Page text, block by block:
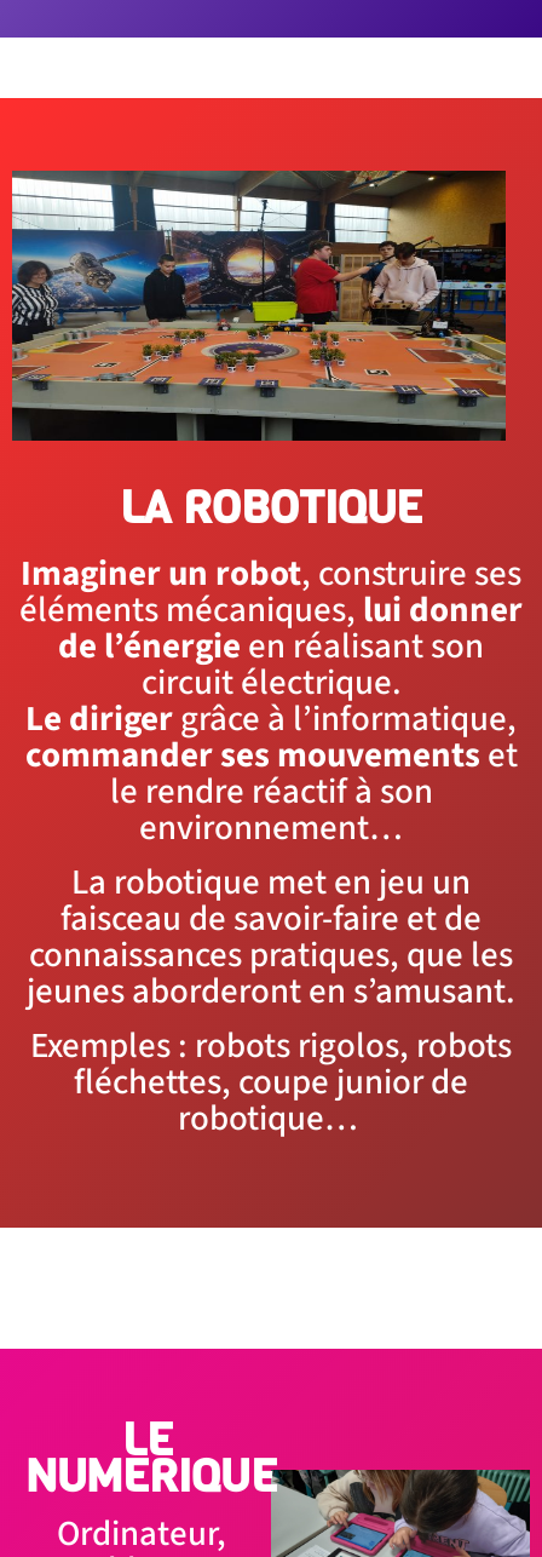
LA ROBOTIQUE
Imaginer un robot, construire ses
éléments mécaniques,lui donner
de l’énergieen réalisant son
circuit électrique.
Le dirigergrâce à l’informatique,
commander ses mouvementset
le rendre réactif à son
environnement…
La robotique met en jeu un
faisceau de savoir-faire et de
connaissances pratiques, que les
jeunes aborderont en s’amusant.
Exemples : robots rigolos, robots
fléchettes, coupe junior de
robotique…
LE
NUMERIQUE
Ordinateur,